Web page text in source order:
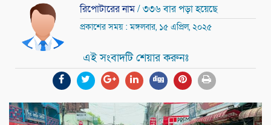
রিপোটারের নাম/ ৩৩৬ বার পড়া হয়েছে
প্রকাশের সময় : মঙ্গলবার, ১৫ এপ্রিল, ২০২৫
এই সংবাদটি শেয়ার করুনঃ